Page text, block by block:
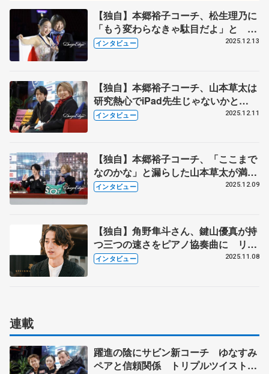
【独自】本郷裕子コーチ、松生理乃に
「もう変わらなきゃ駄目だよ」と 持
ち上げたり厳しく言ったり「理乃ちゃ
インタビュー 2025.12.13
【独自】本郷裕子コーチ、山本草太は
研究熱心でiPad先生じゃないかと
（笑） 満知子先生に言われるとやる
の（中）】
インタビュー 2025.12.11
【独自】本郷裕子コーチ、「ここまで
なのかな」と漏らした山本草太が満知
子先生の言葉で... ジャンプに執着す
回続きの（上）】
インタビュー 2025.12.09
【独自】角野隼斗さん、鍵山優真が持
つ三つの速さをピアノ協奏曲に リン
クにあったピアノ練習場ですぐに曲作
インタビュー 2025.11.08
連載
躍進の陰にサビン新コーチ ゆなすみ
ペアと信頼関係 トリプルツイスト習